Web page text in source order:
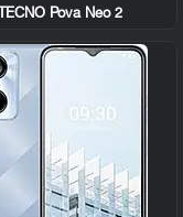
TECNO Pova Neo 2